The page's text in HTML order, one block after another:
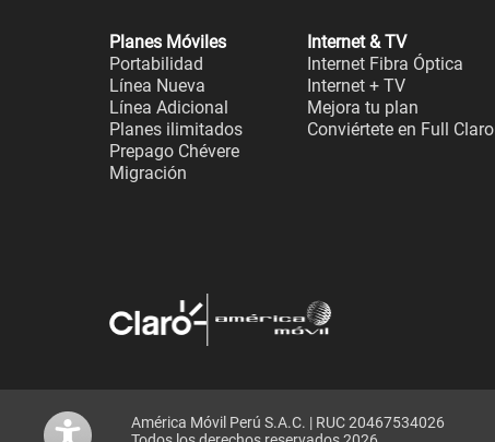
Planes Móviles
Portabilidad
Línea Nueva
Línea Adicional
Planes ilimitados
Prepago Chévere
Migración
Internet & TV
Internet Fibra Óptica
Internet + TV
Mejora tu plan
Conviértete en Full Claro
América Móvil Perú S.A.C. | RUC 20467534026